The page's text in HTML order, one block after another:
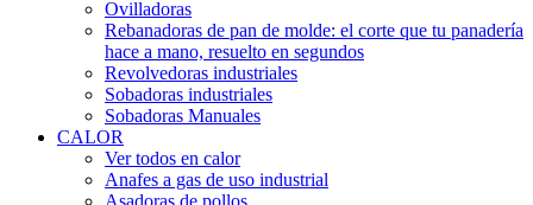
Ovilladoras
Rebanadoras de pan de molde: el corte que tu panadería
hace a mano, resuelto en segundos
Revolvedoras industriales
Sobadoras industriales
Sobadoras Manuales
CALOR
Ver todos en calor
Anafes a gas de uso industrial